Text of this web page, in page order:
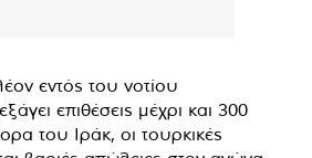
εντός του νοτίου
επιθέσεις μέχρι και 300
του Ιράκ, οι τουρκικές